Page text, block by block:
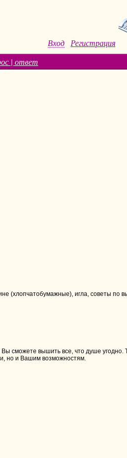
Вход Регистрация
| ответ
(хлопчатобумажные), игла, советы по
сможете вышить все, что душе угодно.
но и Вашим возможностям.